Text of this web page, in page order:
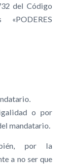
del Código
o por
mandatario.
por la
a no ser que